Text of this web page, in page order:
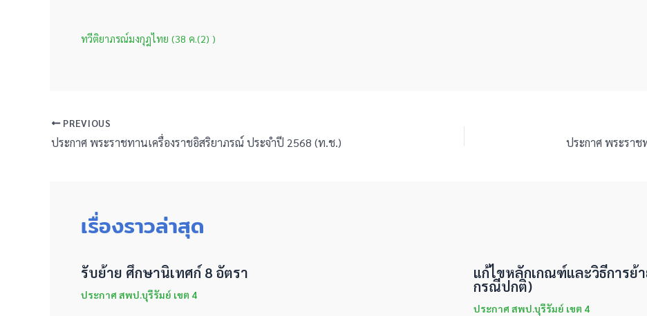
ทวีติยาภรณ์มงกุฎไทย (38 ค.(2) )
PREVIOUS
ประกาศ พระราชทานเครื่องราชอิสริยาภรณ์ ประจำปี 2568 (ท.ช.) ประกาศ พระราช
เรื่องราวล่าสุด
รับย้าย ศึกษานิเทศก์ 8 อัตรา
ประกาศ สพป.บุรีรัมย์ เขต 4
แก้ไขหลักเกณฑ์และวิธีการย้
กรณีปกติ)
ประกาศ สพป.บุรีรัมย์ เขต 4